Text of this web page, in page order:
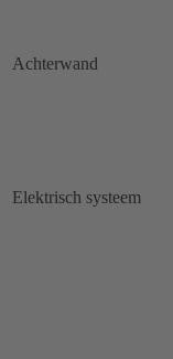
Achterwand
Elektrisch systeem